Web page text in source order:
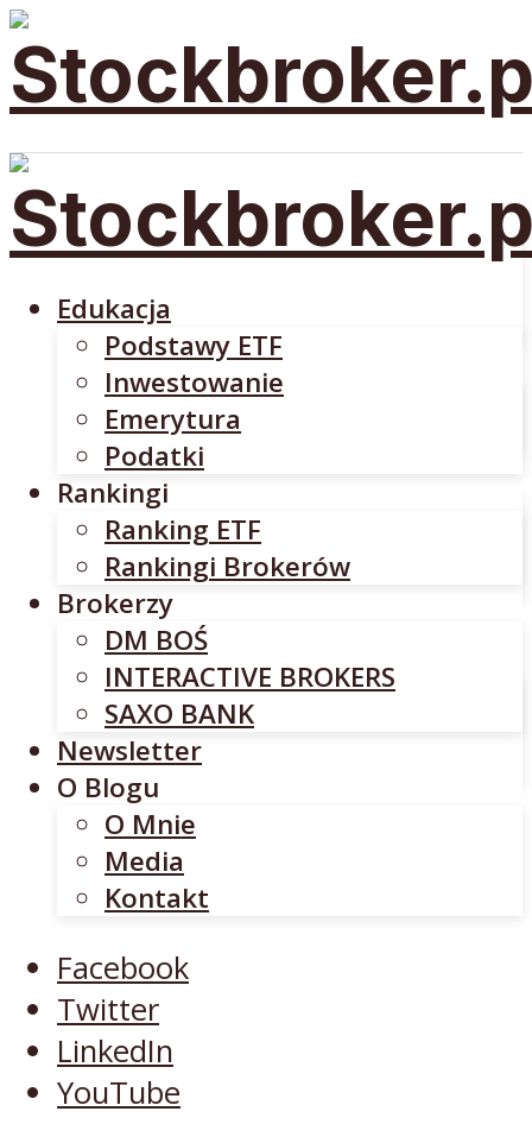
Podstawy ETF
Inwestowanie
Emerytura
Podatki
Rankingi
Ranking ETF
Rankingi Brokerów
Brokerzy
DM BOŚ
INTERACTIVE BROKERS
SAXO BANK
Newsletter
O Blogu
O Mnie
Media
Kontakt
Facebook
Twitter
LinkedIn
YouTube
Edukacja
Podstawy ETF
Inwestowanie
Emerytura
Podatki
Rankingi
Ranking ETF
Rankingi Brokerów
Brokerzy
DM BOŚ
INTERACTIVE BROKERS
SAXO BANK
Newsletter
O Blogu
O Mnie
Media
Kontakt
Facebook
Twitter
LinkedIn
YouTube